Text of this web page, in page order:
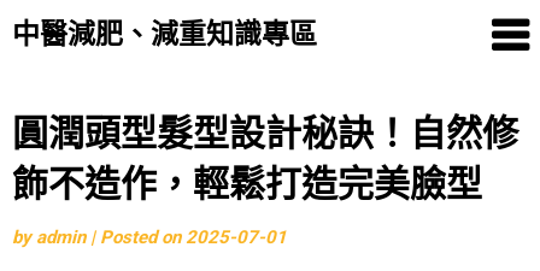
中醫減肥、減重知識專區
Skip
to
content
圓潤頭型髮型設計秘訣！自然修
飾不造作，輕鬆打造完美臉型
byadmin | Posted on2025-07-01